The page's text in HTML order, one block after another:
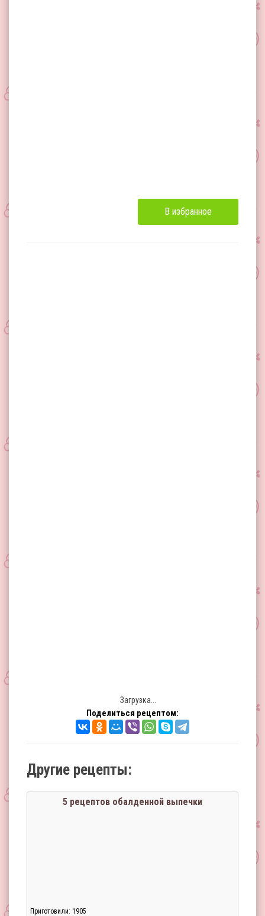
В избранное
Загрузка...
Поделиться рецептом:
Другие рецепты:
5 рецептов обалденной выпечки
Приготовили: 1905